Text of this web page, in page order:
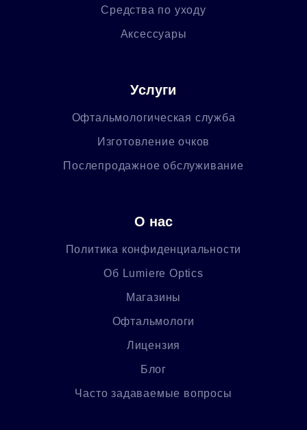
Средства по уходу
Аксессуары
Услуги
Офтальмологическая служба
Изготовление очков
Послепродажное обслуживание
О нас
Политика конфиденциальности
Об Lumiere Optics
Магазины
Офтальмологи
Лицензия
Блог
Часто задаваемые вопросы